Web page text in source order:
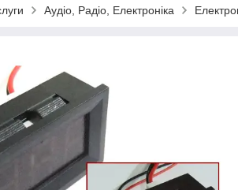
Аудіо, Радіо, Електроніка